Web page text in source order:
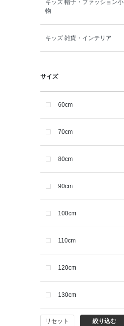
キッズ 帽子・ファッション小
物
キッズ 雑貨・インテリア
サイズ
60cm
70cm
80cm
90cm
100cm
110cm
120cm
130cm
140cm
リセット 絞り込む